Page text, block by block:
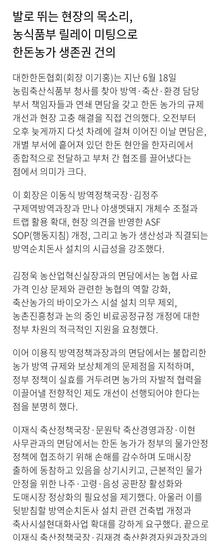
제
공
다
발로 뛰는 현장의 목소리,
농식품부 릴레이 미팅으로
한돈농가 생존권 건의
대한한돈협회(회장 이기홍)는 지난 6월 18일
농림축산식품부 청사를 찾아 방역·축산·환경 담당
부서 책임자들과 연쇄 면담을 갖고 한돈 농가의 규제
개선과 현장 고충 해결을 직접 건의했다. 오전부터
오후 늦게까지 다섯 차례에 걸쳐 이어진 이날 면담은,
개별 부서에 흩어져 있던 한돈 현안을 한자리에서
종합적으로 전달하고 부처 간 협조를 끌어냈다는
점에서 의미가 크다.
이 회장은 이동식 방역정책국장·김정주
구제역방역과장과 만나 야생멧돼지 개체수 조절과
트랩 활용 확대, 현장 의견을 반영한 ASF
SOP(행동지침) 개정, 그리고 농가 생산성과 직결되는
방역순치돈사 설치의 시급성을 강조했다.
김정욱 농산업혁신실장과의 면담에서는 농협 사료
가격 인상 문제와 관련한 농협의 역할 강화,
축산농가의 바이오가스 시설 설치 의무 제외,
농촌진흥청과 논의 중인 비료공정규정 개정에 대한
정부 차원의 적극적인 지원을 요청했다.
이어 이용직 방역정책과장과의 면담에서는 불합리한
농가 방역 규제와 보상체계의 문제점을 지적하며,
정부 정책이 실효를 거두려면 농가의 자발적 협력을
이끌어낼 전향적인 제도 개선이 선행되어야 한다는
점을 분명히 했다.
이재식 축산정책국장·문원탁 축산경영과장·이현
사무관과의 면담에서는 한돈 농가가 정부의 물가안정
정책에 협조하기 위해 손해를 감수하며 도매시장
출하에 동참하고 있음을 상기시키고, 근본적인 물가
안정을 위한 나주·고령·음성 공판장 활성화와
도매시장 정상화의 필요성을 제기했다. 아울러 이를
뒷받침할 방역순치돈사 설치 관련 건축법 개정과
축사시설현대화사업 확대를 강하게 요구했다. 끝으로
이재식 축산정책국장·김재경 축산환경자원과장과의